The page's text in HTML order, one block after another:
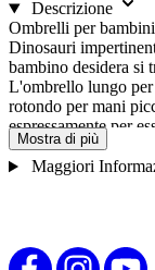
Descrizione
Ombrelli per
Dinosauri
bambino desidera si
L'ombrello lungo
rotondo per mani
espressamente per
mano, è il compagno
Mostra di più
Maggiori